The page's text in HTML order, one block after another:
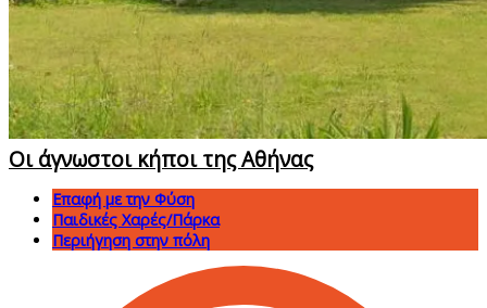
Οι άγνωστοι κήποι της Αθήνας
Επαφή με την Φύση
Παιδικές Χαρές/Πάρκα
Περιήγηση στην πόλη